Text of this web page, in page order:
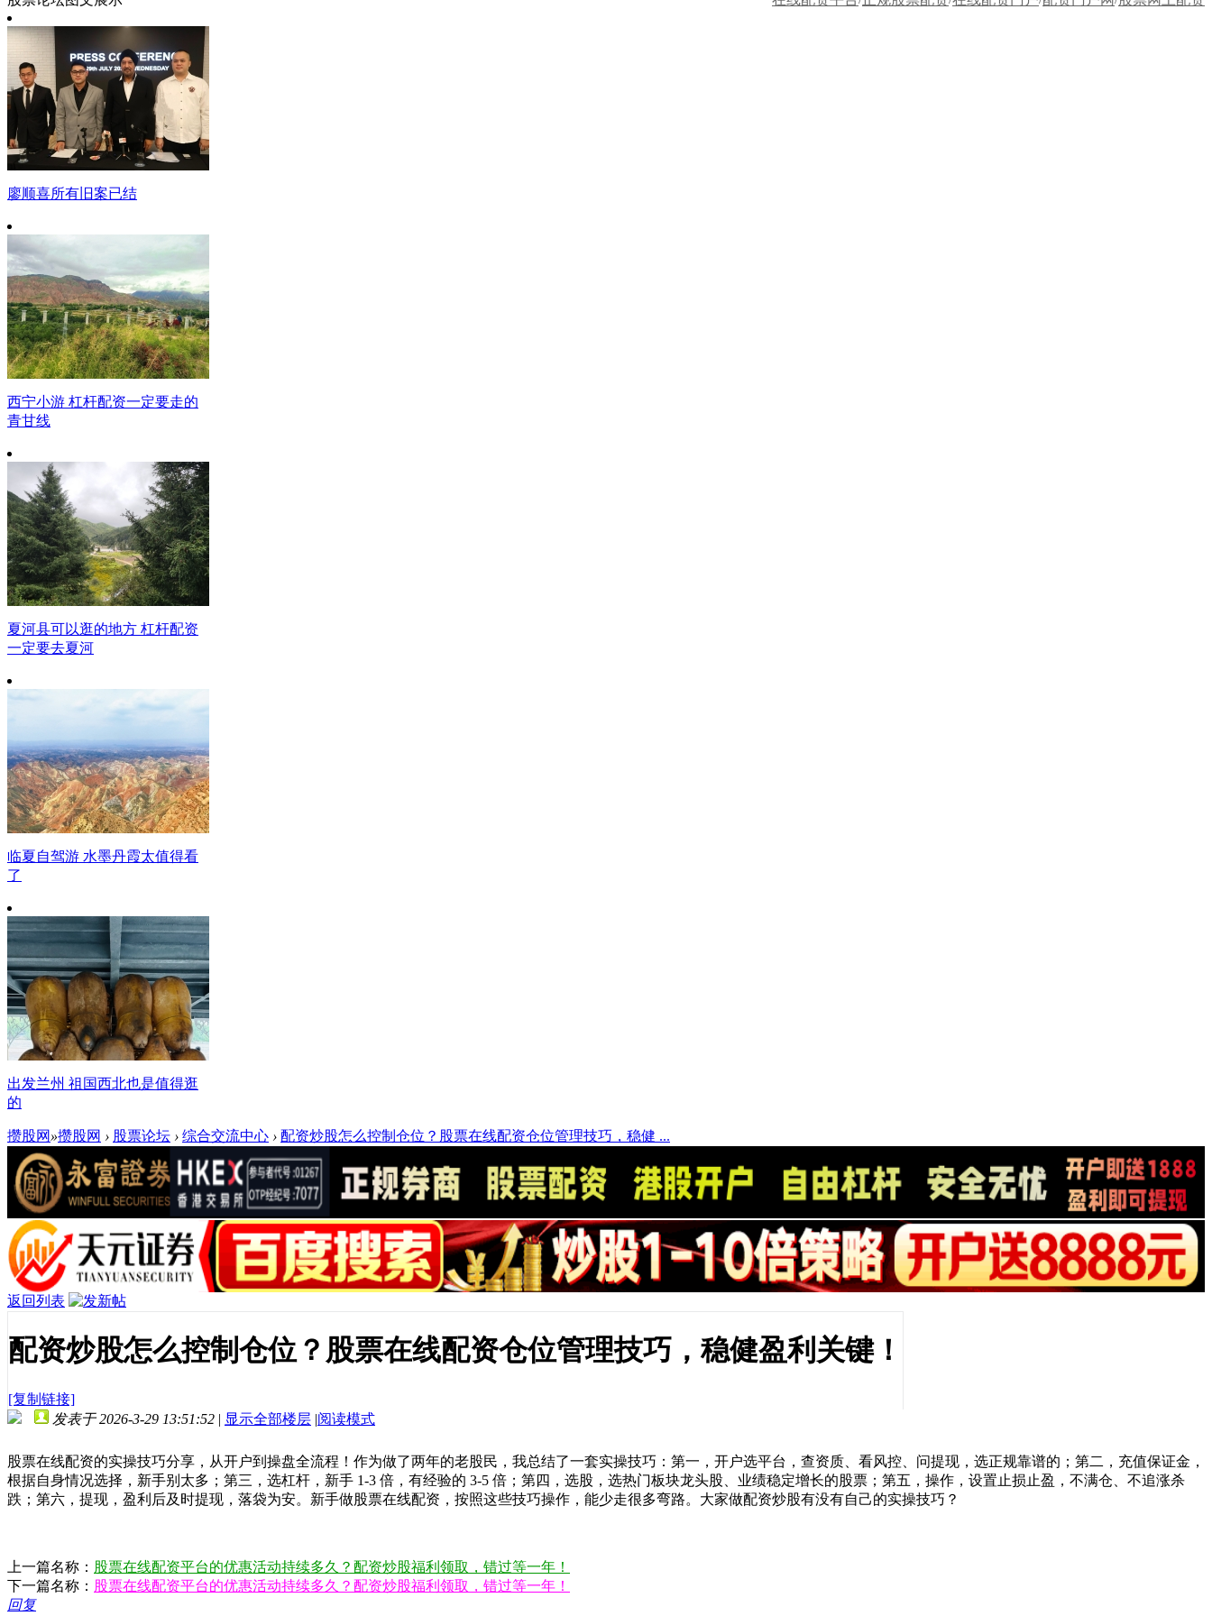
廖顺喜所有旧案已结
西宁小游 杠杆配资一定要走的
青甘线
夏河县可以逛的地方 杠杆配资
一定要去夏河
临夏自驾游 水墨丹霞太值得看
了
出发兰州 祖国西北也是值得逛
的
攒股网 »攒股网 › 股票论坛 › 综合交流中心 › 配资炒股怎么控制仓位？股票在线配资仓位管理技巧，稳健 ...
返回列表
配资炒股怎么控制仓位？股票在线配资仓位管理技巧，稳健盈利关键！
[复制链接]
发表于 2026-3-29 13:51:52 | 显示全部楼层 |阅读模式
股票在线配资的实操技巧分享，从开户到操盘全流程！作为做了两年的老股民，我总结了一套实操技巧：第一，开户选平台，查资质、看风控、问提现，选正规靠谱的；第二，充值保证金，
根据自身情况选择，新手别太多；第三，选杠杆，新手 1-3 倍，有经验的 3-5 倍；第四，选股，选热门板块龙头股、业绩稳定增长的股票；第五，操作，设置止损止盈，不满仓、不追涨杀
跌；第六，提现，盈利后及时提现，落袋为安。新手做股票在线配资，按照这些技巧操作，能少走很多弯路。大家做配资炒股有没有自己的实操技巧？
上一篇名称： 股票在线配资平台的优惠活动持续多久？配资炒股福利领取，错过等一年！
下一篇名称： 股票在线配资平台的优惠活动持续多久？配资炒股福利领取，错过等一年！
回复